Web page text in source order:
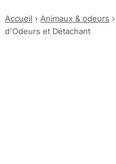
Accueil › Animaux & odeurs ›
d'Odeurs et Détachant